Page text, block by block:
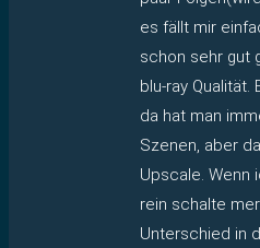
es fällt mir
schon sehr gut
blu-ray Qualität.
da hat man
Szenen, aber
Upscale. Wenn
rein schalte
Unterschied in